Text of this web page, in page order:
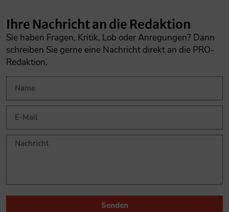
Ihre Nachricht an die Redaktion
Sie haben Fragen, Kritik, Lob oder Anregungen? Dann
schreiben Sie gerne eine Nachricht direkt an die PRO-
Redaktion.
Senden